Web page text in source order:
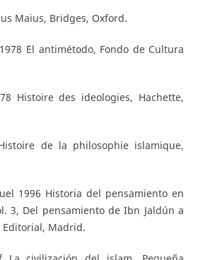
Maius, Bridges, Oxford.
El antimétodo, Fondo de Cultura
Histoire des ideologies, Hachette,
de la philosophie islamique,
1996 Historia del pensamiento en
3, Del pensamiento de Ibn Jaldún a
Editorial, Madrid.